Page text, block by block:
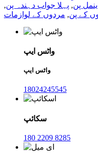
اینمل پن, پہلا جواب دہندہ پن,
کے پن, مردوں کے لوازمات
واٹس ایپ
واٹس ایپ
18024245545
سکائپ
180 2209 8285